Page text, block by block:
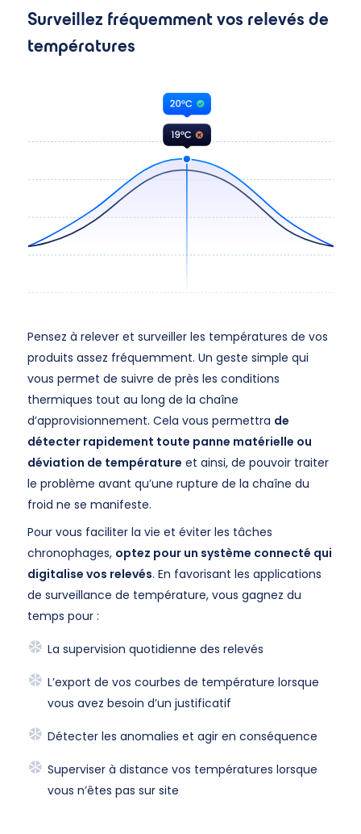
Surveillez fréquemment vos relevés de
températures
Pensez à relever et surveiller les températures de vos
produits assez fréquemment. Un geste simple qui
vous permet de suivre de près les conditions
thermiques tout au long de la chaîne
d’approvisionnement. Cela vous permettra de
détecter rapidement toute panne matérielle ou
déviation de température et ainsi, de pouvoir traiter
le problème avant qu’une rupture de la chaîne du
froid ne se manifeste.
Pour vous faciliter la vie et éviter les tâches
chronophages, optez pour un système connecté qui
digitalise vos relevés. En favorisant les applications
de surveillance de température, vous gagnez du
temps pour :
La supervision quotidienne des relevés
L’export de vos courbes de température lorsque
vous avez besoin d’un justificatif
Détecter les anomalies et agir en conséquence
Superviser à distance vos températures lorsque
vous n’êtes pas sur site